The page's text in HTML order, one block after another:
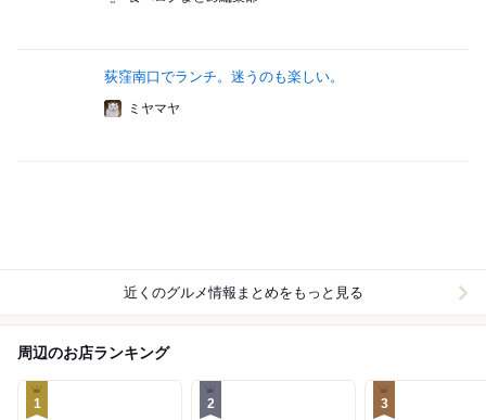
荻窪南口でランチ。迷うのも楽しい。
ミヤマヤ
近くのグルメ情報まとめをもっと見る
周辺のお店ランキング
1 2 3